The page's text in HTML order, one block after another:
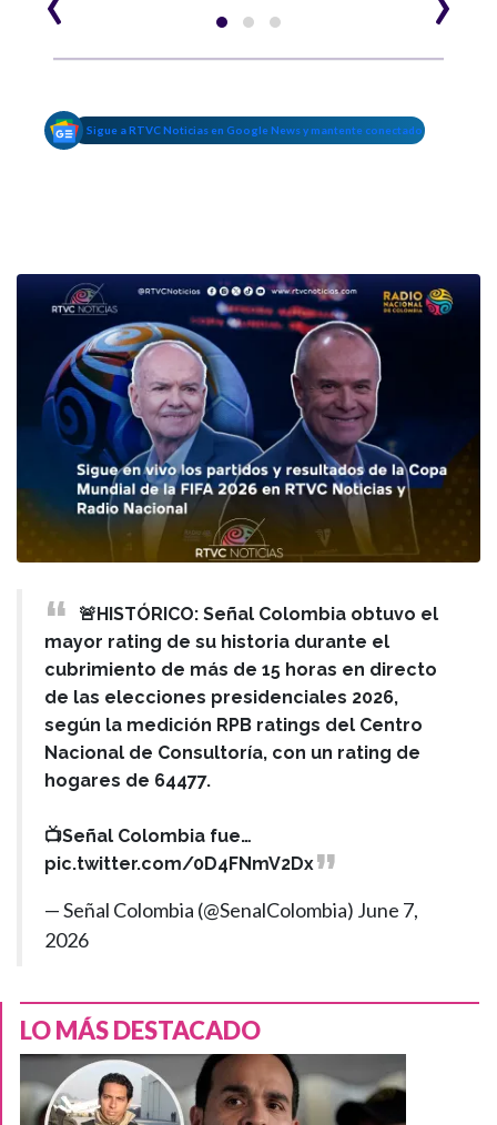
Sigue a RTVC Noticias en Google News y mantente conectado
🚨HISTÓRICO: Señal Colombia obtuvo el
mayor rating de su historia durante el
cubrimiento de más de 15 horas en directo
de las elecciones presidenciales 2026,
según la medición RPB ratings del Centro
Nacional de Consultoría, con un rating de
hogares de 64477.
📺Señal Colombia fue…
pic.twitter.com/0D4FNmV2Dx
— Señal Colombia (@SenalColombia) June 7,
2026
LO MÁS DESTACADO